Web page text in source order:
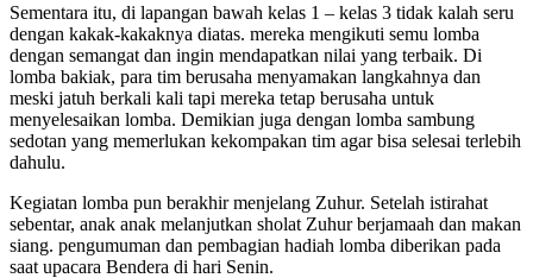
Sementara itu, di lapangan bawah kelas 1 – kelas 3 tidak kalah seru
dengan kakak-kakaknya diatas. mereka mengikuti semu lomba
dengan semangat dan ingin mendapatkan nilai yang terbaik. Di
lomba bakiak, para tim berusaha menyamakan langkahnya dan
meski jatuh berkali kali tapi mereka tetap berusaha untuk
menyelesaikan lomba. Demikian juga dengan lomba sambung
sedotan yang memerlukan kekompakan tim agar bisa selesai terlebih
dahulu.
Kegiatan lomba pun berakhir menjelang Zuhur. Setelah istirahat
sebentar, anak anak melanjutkan sholat Zuhur berjamaah dan makan
siang. pengumuman dan pembagian hadiah lomba diberikan pada
saat upacara Bendera di hari Senin.